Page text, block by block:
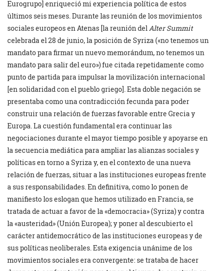
Eurogrupo] enriqueció mi experiencia política de estos
últimos seis meses. Durante las reunión de los movimientos
sociales europeos en Atenas [la reunión del Alter Summit
celebrada el 28 de junio, la posición de Syriza («no tenemos un
mandato para firmar un nuevo memorándum, no tenemos un
mandato para salir del euro») fue citada repetidamente como
punto de partida para impulsar la movilización internacional
[en solidaridad con el pueblo griego]. Esta doble negación se
presentaba como una contradicción fecunda para poder
construir una relación de fuerzas favorable entre Grecia y
Europa. La cuestión fundamental era continuar las
negociaciones durante el mayor tiempo posible y apoyarse en
la secuencia mediática para ampliar las alianzas sociales y
políticas en torno a Syriza y, en el contexto de una nueva
relación de fuerzas, situar a las instituciones europeas frente
a sus responsabilidades. En definitiva, como lo ponen de
manifiesto los eslogan que hemos utilizado en Francia, se
tratada de actuar a favor de la «democracia» (Syriza) y contra
la «austeridad» (Unión Europea); y poner al descubierto el
carácter antidemocrático de las instituciones europeas y de
sus políticas neoliberales. Esta exigencia unánime de los
movimientos sociales era convergente: se trataba de hacer